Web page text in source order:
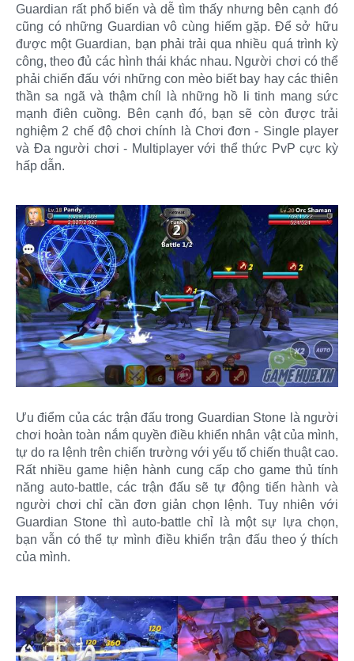
Guardian rất phổ biến và dễ tìm thấy nhưng bên cạnh đó
cũng có những Guardian vô cùng hiếm gặp. Để sở hữu
được một Guardian, bạn phải trải qua nhiều quá trình kỳ
công, theo đủ các hình thái khác nhau. Người chơi có thể
phải chiến đấu với những con mèo biết bay hay các thiên
thần sa ngã và thậm chíl là những hồ li tinh mang sức
mạnh điên cuồng. Bên cạnh đó, bạn sẽ còn được trải
nghiệm 2 chế độ chơi chính là Chơi đơn - Single player
và Đa người chơi - Multiplayer với thể thức PvP cực kỳ
hấp dẫn.
Ưu điểm của các trận đấu trong Guardian Stone là người
chơi hoàn toàn nắm quyền điều khiển nhân vật của mình,
tự do ra lệnh trên chiến trường với yếu tố chiến thuật cao.
Rất nhiều game hiện hành cung cấp cho game thủ tính
năng auto-battle, các trận đấu sẽ tự động tiến hành và
người chơi chỉ cần đơn giản chọn lệnh. Tuy nhiên với
Guardian Stone thì auto-battle chỉ là một sự lựa chọn,
bạn vẫn có thể tự mình điều khiển trận đấu theo ý thích
của mình.